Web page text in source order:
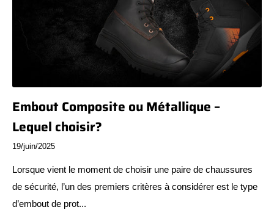
Embout Composite ou Métallique –
Lequel choisir?
19/juin/2025
Lorsque vient le moment de choisir une paire de chaussures
de sécurité, l’un des premiers critères à considérer est le type
d’embout de prot...